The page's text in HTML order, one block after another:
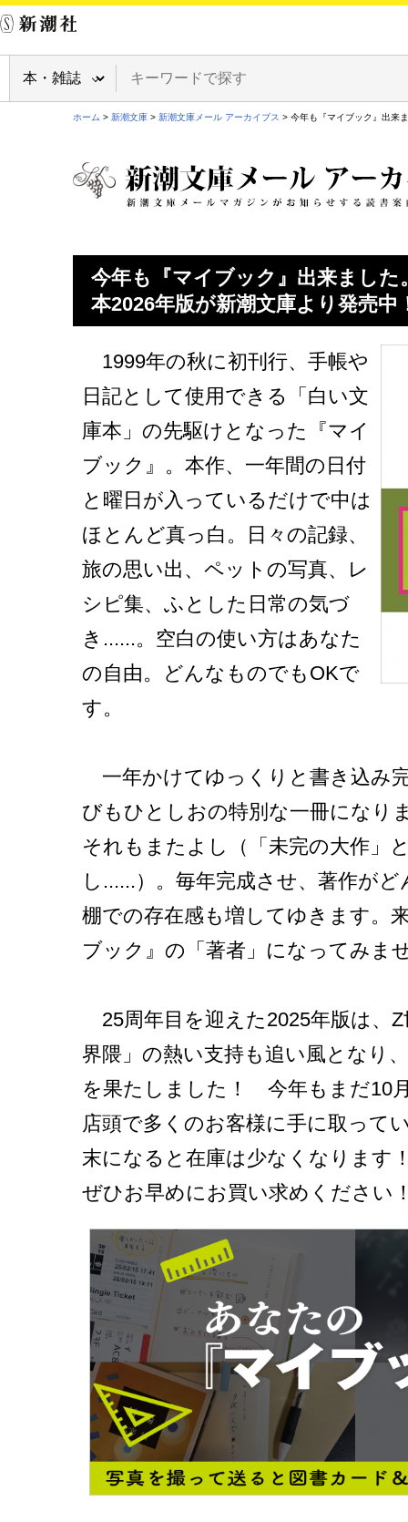
ホーム > 新潮文庫 > 新潮文庫メール アーカイブス > 今年も『マイブック』出来
今年も『マイブック』出来ました
本2026年版が新潮文庫より発売中
1999年の秋に初刊行、手帳や
日記として使用できる「白い文
庫本」の先駆けとなった『マイ
ブック』。本作、一年間の日付
と曜日が入っているだけで中は
ほとんど真っ白。日々の記録、
旅の思い出、ペットの写真、レ
シピ集、ふとした日常の気づ
き......。空白の使い方はあなた
の自由。どんなものでもOKで
す。
一年かけてゆっくりと書き込み
びもひとしおの特別な一冊になり
それもまたよし（「未完の大作」
し......）。毎年完成させ、著作が
棚での存在感も増してゆきます。
ブック』の「著者」になってみま
25周年目を迎えた2025年版は、
界隈」の熱い支持も追い風となり
を果たしました！ 今年もまだ10
店頭で多くのお客様に手に取って
末になると在庫は少なくなりま
ぜひお早めにお買い求めください